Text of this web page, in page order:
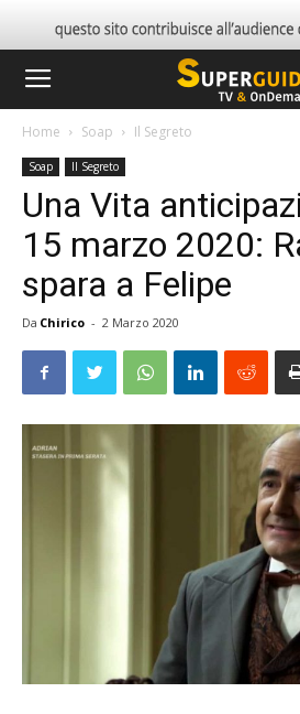
Home Soap Il Segreto
Soap Il Segreto
Una Vita
15 marzo 2020:
spara a Felipe
Da Chirico - 2 Marzo 2020